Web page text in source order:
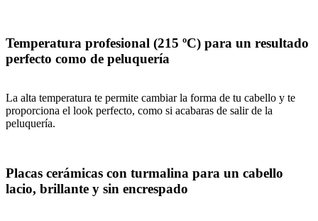
Temperatura profesional (215 ºC) para un resultado
perfecto como de peluquería
La alta temperatura te permite cambiar la forma de tu cabello y te
proporciona el look perfecto, como si acabaras de salir de la
peluquería.
Placas cerámicas con turmalina para un cabello
lacio, brillante y sin encrespado